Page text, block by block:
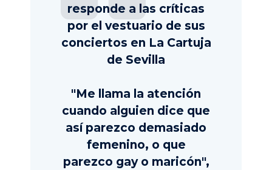
responde a las críticas
por el vestuario de sus
conciertos en La Cartuja
de Sevilla
"Me llama la atención
cuando alguien dice que
así parezco demasiado
femenino, o que
parezco gay o maricón",